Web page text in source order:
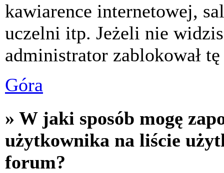
kawiarence internetowej,
uczelni itp. Jeżeli nie
administrator zablokował
Góra
» W jaki sposób mogę
użytkownika na liście
forum?